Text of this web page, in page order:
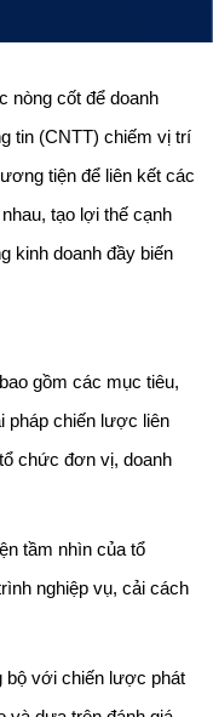
nòng cốt để doanh
tin (CNTT) chiếm vị trí
tiện để liên kết các
tạo lợi thế cạnh
kinh doanh đầy biến
gồm các mục tiêu,
pháp chiến lược liên
chức đơn vị, doanh
tầm nhìn của tổ
nghiệp vụ, cải cách
với chiến lược phát